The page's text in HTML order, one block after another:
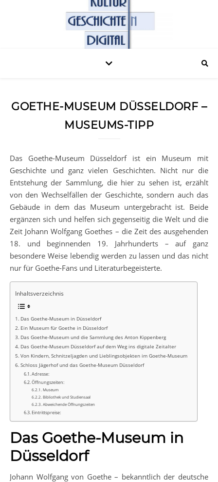
GOETHE-MUSEUM DÜSSELDORF –
MUSEUMS-TIPP
Das Goethe-Museum Düsseldorf ist ein Museum mit
Geschichte und ganz vielen Geschichten. Nicht nur die
Entstehung der Sammlung, die hier zu sehen ist, erzählt
von den Wechselfällen der Geschichte, sondern auch das
Gebäude in dem das Museum untergebracht ist. Beide
ergänzen sich und helfen sich gegenseitig die Welt und die
Zeit Johann Wolfgang Goethes – die Zeit des ausgehenden
18. und beginnenden 19. Jahrhunderts – auf ganz
besondere Weise lebendig werden zu lassen und das nicht
nur für Goethe-Fans und Literaturbegeisterte.
Inhaltsverzeichnis
Das Goethe-Museum in Düsseldorf
Ein Museum für Goethe in Düsseldorf
Das Goethe-Museum und die Sammlung des Anton Kippenberg
Das Goethe-Museum Düsseldorf auf dem Weg ins digitale Zeitalter
Von Kindern, Schnitzeljagden und Lieblingsobjekten im Goethe-Museum
Schloss Jägerhof und das Goethe-Museum Düsseldorf
Adresse:
Öffnungszeiten:
Museum
Bibliothek und Studiensaal
Abweichende Öffnungszeiten
Eintrittspreise:
Das Goethe-Museum in
Düsseldorf
Johann Wolfgang von Goethe – bekanntlich der deutsche